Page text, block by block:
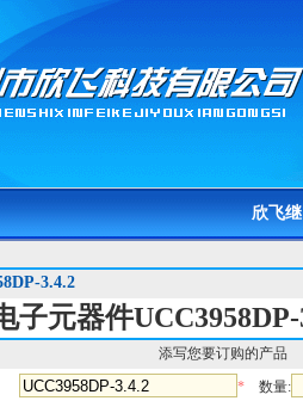
欣飞
3.4.2
子元器件UCC3958DP-
添写您要订购的产品
* 数量: